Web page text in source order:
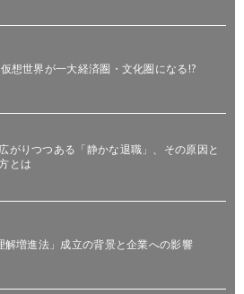
想世界が一大経済圏・文化圏になる!?
がりつつある「静かな退職」、その原因と
とは
解増進法」成立の背景と企業への影響